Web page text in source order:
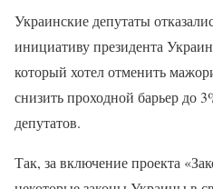
Украинские депутаты
инициативу президента
который хотел отменить
снизить проходной барьер до
депутатов.
Так, за включение проекта